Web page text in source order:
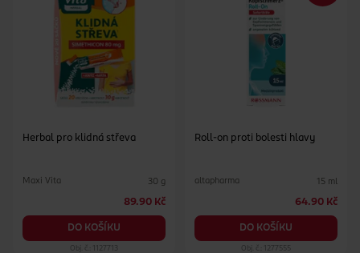
Herbal pro klidná střeva
Maxi Vita 30 g
89.90 Kč
DO KOŠÍKU
Obj. č.: 1127713
Roll-on proti bolesti hlavy
altapharma 15 ml
64.90 Kč
DO KOŠÍKU
Obj. č.: 1277555